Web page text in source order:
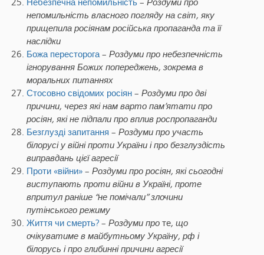
непомильність власного погляду на світ, яку
прищепила росіянам російська пропаганда та її
наслідки
Божа пересторога– Роздуми про небезпечність
ігнорування Божих попереджень, зокрема в
моральних питаннях
Стосовно свідомих росіян– Роздуми про дві
причини, через які нам варто пам’ятати про
росіян, які не підпали про вплив роспропаганди
Безглузді запитання – Роздуми про участь
білорусі у війні проти України і про безглуздість
виправдань цієї агресії
Проти «війни»– Роздуми про росіян, які сьогодні
виступають проти війни в Україні, проте
впритул раніше “не помічали” злочини
путінського режиму
Життя чи смерть?– Роздуми про те, що
очікуватиме в майбутньому Україну, рф і
білорусь і про глибинні причини агресії